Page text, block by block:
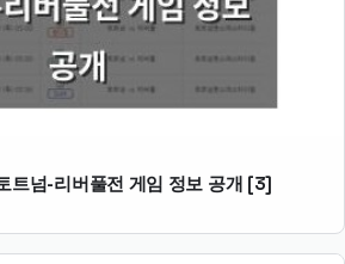
트넘-리버풀전 게임 정보 공개 [3]